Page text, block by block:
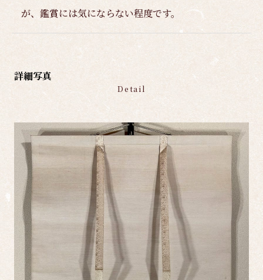
が、鑑賞には気にならない程度です。
詳細写真
Detail